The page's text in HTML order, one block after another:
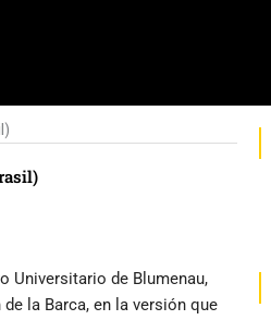
Universitario de Blumenau,
de la Barca, en la versión que